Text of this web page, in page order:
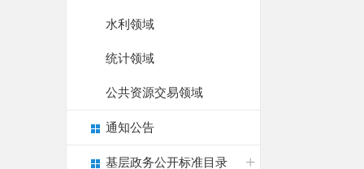
水利领域
统计领域
公共资源交易领域
通知公告
基层政务公开标准目录